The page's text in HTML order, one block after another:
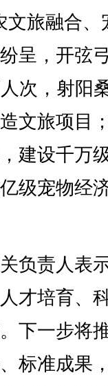
文旅融合、
呈，开弦
次，射阳
文旅项目
建设千万
级宠物经
责人表
才培育、
下一步将
标准成果